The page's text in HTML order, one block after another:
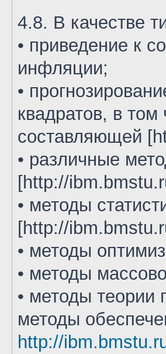
4.8. В качестве
• приведение к
инфляции;
•
квадратов, в
составляющей
• различные
[http://
• методы
[http://
• методы
• методы
• методы теории
методы
http://